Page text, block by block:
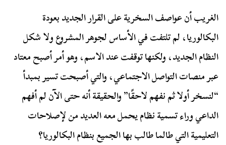
الغريب أن عواصف السخرية على القرار الجديد بعودة
البكالوريا، لم تلتفت في الأساس لجوهر المشروع ولا شكل
النظام الجديد، ولكنها توقفت عند الاسم، وهو أمر أصبح معتاد
عبر منصات التواصل الاجتماعي، والتي أصبحت تسير بمبدأ
“لنسخر أولا ثم نفهم لاحقًا” والحقيقة أنه حتى الآن لم أفهم
الداعي وراء تسمية نظام يحمل معه العديد من لإصلاحات
التعليمية التي طالما طالب بها الجميع بنظام البكالوريا؟